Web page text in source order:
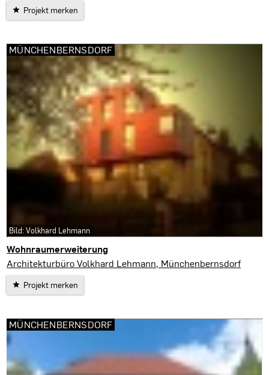
Projekt merken
Wohnraumerweiterung
Münchenbernsdorf
Architekturbüro Volkhard Lehmann, Münchenbernsdorf
Projekt merken
MÜNCHENBERNSDORF
Bild: Volkhard Lehmann
MÜNCHENBERNSDORF